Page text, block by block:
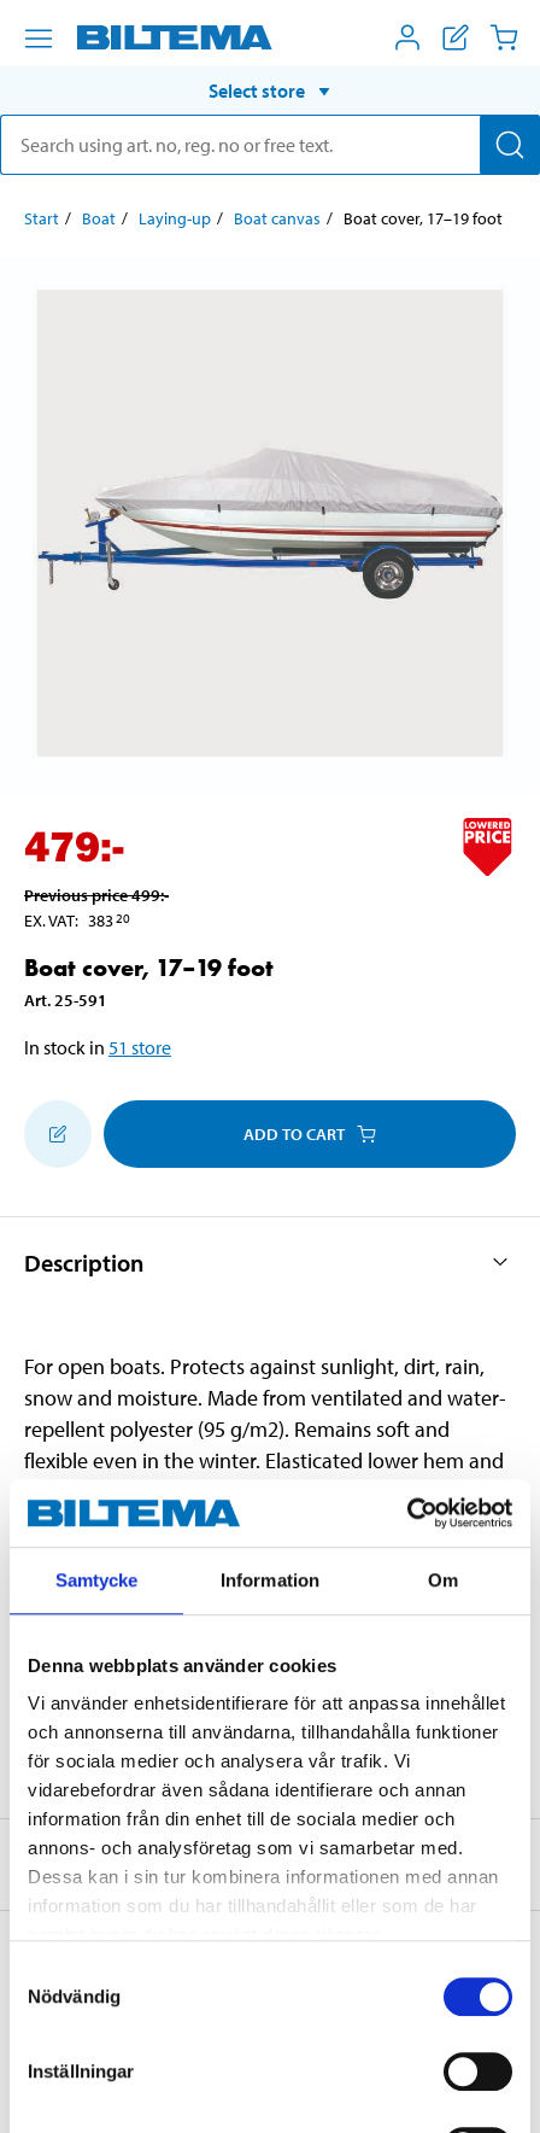
Samtycke Information Om
Denna webbplats använder cookies
Vi använder enhetsidentifierare för att anpassa innehållet
och annonserna till användarna, tillhandahålla funktioner
för sociala medier och analysera vår trafik. Vi
vidarebefordrar även sådana identifierare och annan
information från din enhet till de sociala medier och
annons- och analysföretag som vi samarbetar med.
Dessa kan i sin tur kombinera informationen med annan
information som du har tillhandahållit eller som de har
Nödvändig
Inställningar
Select store
Start Boat Laying-up Boat canvas Boat cover, 17–19 foot
479:-
Previous price499:-
EX. VAT: 38320
Boat cover, 17–19 foot
Art. 25-591
In stock in 51 store
ADD TO CART
Description
For open boats. Protects against sunlight, dirt, rain,
snow and moisture. Made from ventilated and water-
repellent polyester (95 g/m2). Remains soft and
flexible even in the winter. Elasticated lower hem and
eyes in the sides to further fasten the cover. Supplied
with a lanyard, tensioners and storage bag.
Technical specifications
Dimensions
5,2–5,8 m
About the manufacturer